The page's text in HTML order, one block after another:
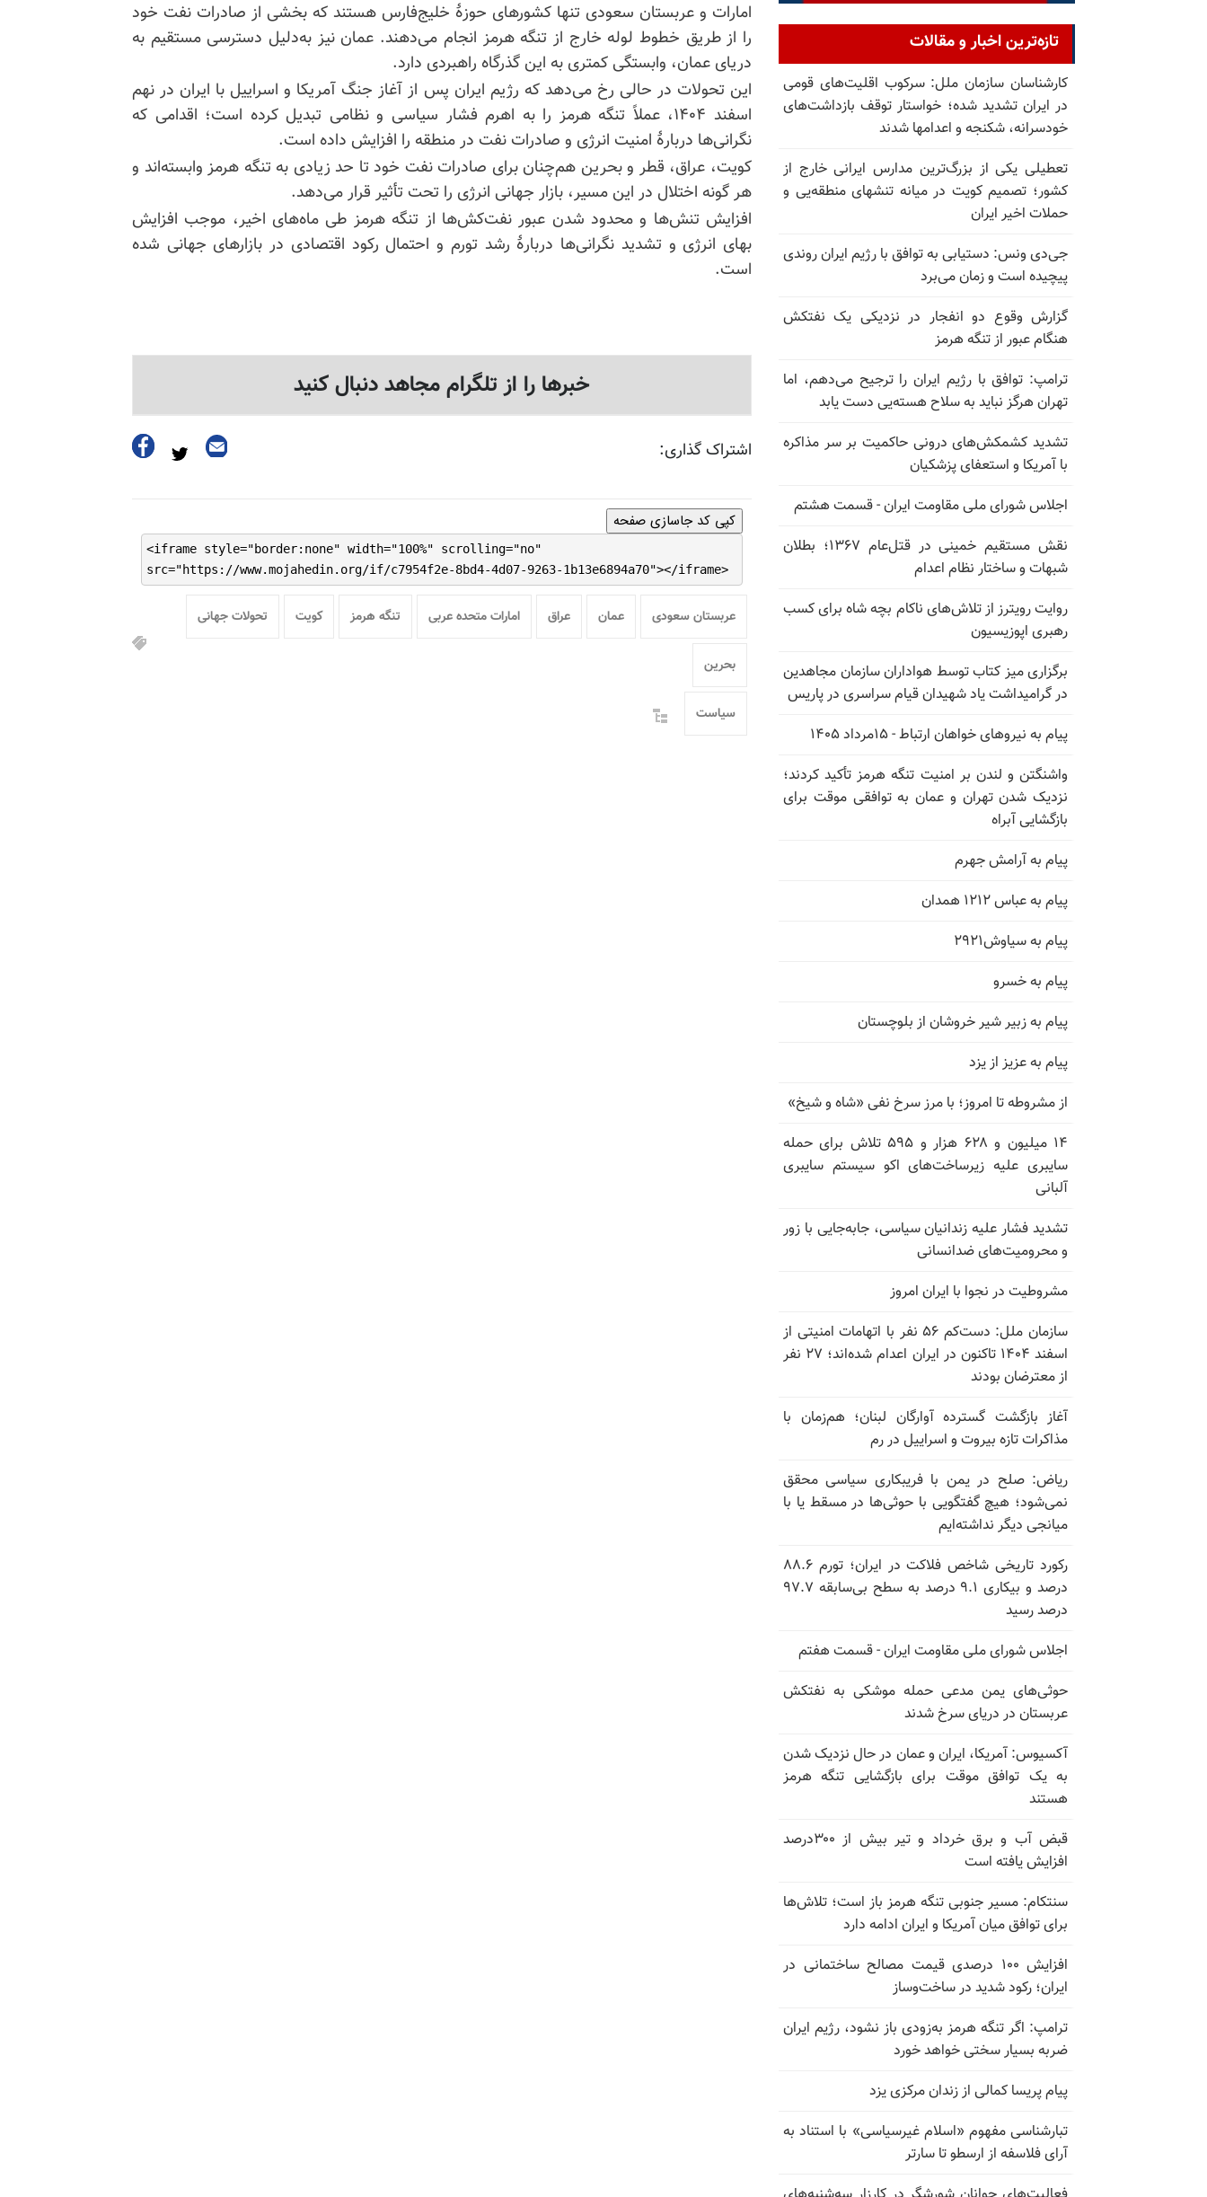
امارات و عربستان سعودی تنها کشورهای حوزهٔ خلیج‌فارس هستند که بخشی از صادرات نفت خود
را از طریق خطوط لوله خارج از تنگه هرمز انجام می‌دهند. عمان نیز به‌دلیل دسترسی مستقیم به
دریای عمان، وابستگی کمتری به این گذرگاه راهبردی دارد.
این تحولات در حالی رخ می‌دهد که رژیم ایران پس از آغاز جنگ آمریکا و اسراییل با ایران در نهم
اسفند ۱۴۰۴، عملاً تنگه هرمز را به اهرم فشار سیاسی و نظامی تبدیل کرده است؛ اقدامی که
نگرانی‌ها دربارهٔ امنیت انرژی و صادرات نفت در منطقه را افزایش داده است.
کویت، عراق، قطر و بحرین هم‌چنان برای صادرات نفت خود تا حد زیادی به تنگه هرمز وابسته‌اند و
هر گونه اختلال در این مسیر، بازار جهانی انرژی را تحت تأثیر قرار می‌دهد.
افزایش تنش‌ها و محدود شدن عبور نفت‌کش‌ها از تنگه هرمز طی ماه‌های اخیر، موجب افزایش
بهای انرژی و تشدید نگرانی‌ها دربارهٔ رشد تورم و احتمال رکود اقتصادی در بازارهای جهانی شده
است.
خبرها را از تلگرام مجاهد دنبال کنید
اشتراک گذاری:
کپی کد جاسازی صفحه
<iframe style="border:none" width="100%" scrolling="no"
src="https://www.mojahedin.org/if/c7954f2e-8bd4-4d07-9263-1b13e6894a70"></iframe>
عربستان سعودی عمان عراق امارات متحده عربی تنگه هرمز کویت تحولات جهانی
بحرین
سیاست
تازه‌ترین اخبار و مقالات
کارشناسان سازمان ملل: سرکوب اقلیت‌های قومی
در ایران تشدید شده؛ خواستار توقف بازداشت‌های
خودسرانه، شکنجه و اعدامها شدند
تعطیلی یکی از بزرگ‌ترین مدارس ایرانی خارج از
کشور؛ تصمیم کویت در میانه تنشهای منطقه‌یی و
حملات اخیر ایران
جی‌دی ونس: دستیابی به توافق با رژیم ایران روندی
پیچیده است و زمان می‌برد
گزارش وقوع دو انفجار در نزدیکی یک نفتکش
هنگام عبور از تنگه هرمز
ترامپ: توافق با رژیم ایران را ترجیح می‌دهم، اما
تهران هرگز نباید به سلاح هسته‌یی دست یابد
تشدید کشمکش‌های درونی حاکمیت بر سر مذاکره
با آمریکا و استعفای پزشکیان
اجلاس شورای ملی مقاومت ایران - قسمت هشتم
نقش مستقیم خمینی در قتل‌عام ۱۳۶۷؛ بطلان
شبهات و ساختار نظام اعدام
روایت رویترز از تلاش‌های ناکام بچه شاه برای کسب
رهبری اپوزیسیون
برگزاری میز کتاب توسط هواداران سازمان مجاهدین
در گرامیداشت یاد شهیدان قیام سراسری در پاریس
پیام به نیروهای خواهان ارتباط - ۱۵مرداد ۱۴۰۵
واشنگتن و لندن بر امنیت تنگه هرمز تأکید کردند؛
نزدیک شدن تهران و عمان به توافقی موقت برای
بازگشایی آبراه
پیام به آرامش جهرم
پیام به عباس ۱۲۱۲ همدان
پیام به سیاوش۲۹۲۱
پیام به خسرو
پیام به زبیر شیر خروشان از بلوچستان
پیام به عزیز از یزد
از مشروطه تا امروز؛ با مرز سرخ نفی «شاه و شیخ»
۱۴ میلیون و ۶۲۸ هزار و ۵۹۵ تلاش برای حمله
سایبری علیه زیرساخت‌های اکو سیستم سایبری
آلبانی
تشدید فشار علیه زندانیان سیاسی، جابه‌جایی با زور
و محرومیت‌های ضدانسانی
مشروطیت در نجوا با ایران امروز
سازمان ملل: دست‌کم ۵۶ نفر با اتهامات امنیتی از
اسفند ۱۴۰۴ تاکنون در ایران اعدام شده‌اند؛ ۲۷ نفر
از معترضان بودند
آغاز بازگشت گسترده آوارگان لبنان؛ هم‌زمان با
مذاکرات تازه بیروت و اسراییل در رم
ریاض: صلح در یمن با فریبکاری سیاسی محقق
نمی‌شود؛ هیچ گفتگویی با حوثی‌ها در مسقط یا با
میانجی دیگر نداشته‌ایم
رکورد تاریخی شاخص فلاکت در ایران؛ تورم ۸۸.۶
درصد و بیکاری ۹.۱ درصد به سطح بی‌سابقه ۹۷.۷
درصد رسید
اجلاس شورای ملی مقاومت ایران - قسمت هفتم
حوثی‌های یمن مدعی حمله موشکی به نفتکش
عربستان در دریای سرخ شدند
آکسیوس: آمریکا، ایران و عمان در حال نزدیک شدن
به یک توافق موقت برای بازگشایی تنگه هرمز
هستند
قبض آب و برق خرداد و تیر بیش از ۳۰۰درصد
افزایش یافته است
سنتکام: مسیر جنوبی تنگه هرمز باز است؛ تلاش‌ها
برای توافق میان آمریکا و ایران ادامه دارد
افزایش ۱۰۰ درصدی قیمت مصالح ساختمانی در
ایران؛ رکود شدید در ساخت‌وساز
ترامپ: اگر تنگه هرمز به‌زودی باز نشود، رژیم ایران
ضربه بسیار سختی خواهد خورد
پیام پریسا کمالی از زندان مرکزی یزد
تبارشناسی مفهوم «اسلام غیرسیاسی» با استناد به
آرای فلاسفه از ارسطو تا سارتر